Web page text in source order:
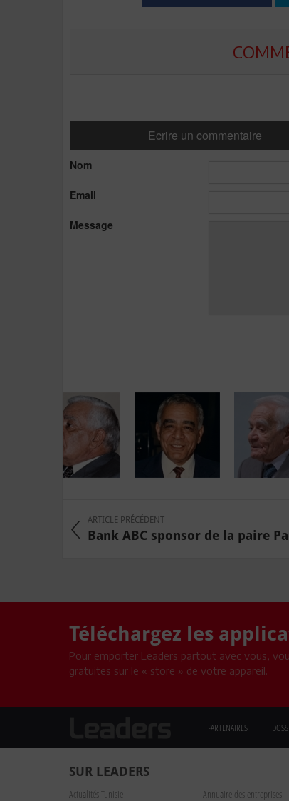
Ecrire un commentaire
Nom
Email
Message
ARTICLE PRÉCÉDENT
Bank ABC sponsor de la paire
Téléchargez les
Pour emporter Leaders partout avec vous,
gratuites sur le « store » de votre appareil.
PARTENAIRES
SUR LEADERS
Actualités Tunisie Annuaire des entreprises